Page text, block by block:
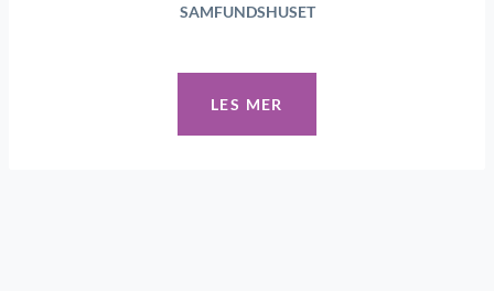
SAMFUNDSHUSET
LES MER